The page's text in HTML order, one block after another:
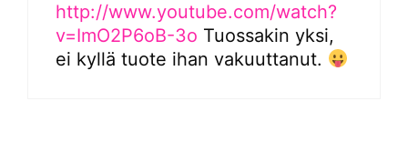
http://www.youtube.com/watch?
v=ImO2P6oB-3o Tuossakin yksi,
ei kyllä tuote ihan vakuuttanut.